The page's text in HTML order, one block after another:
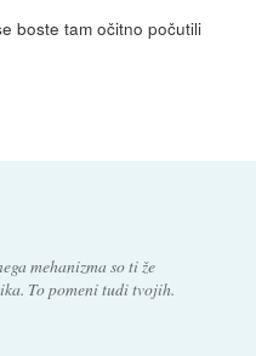
boste tam očitno počutili
mehanizma so ti že
To pomeni tudi tvojih.